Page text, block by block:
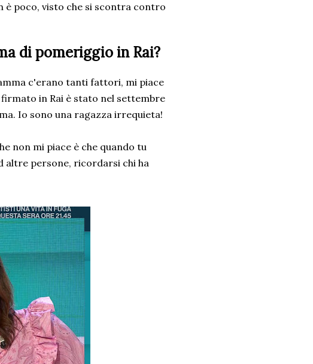
è poco, visto che si scontra contro
di pomeriggio in Rai?
c'erano tanti fattori, mi piace
in Rai è stato nel settembre
Io sono una ragazza irrequieta!
non mi piace è che quando tu
altre persone, ricordarsi chi ha